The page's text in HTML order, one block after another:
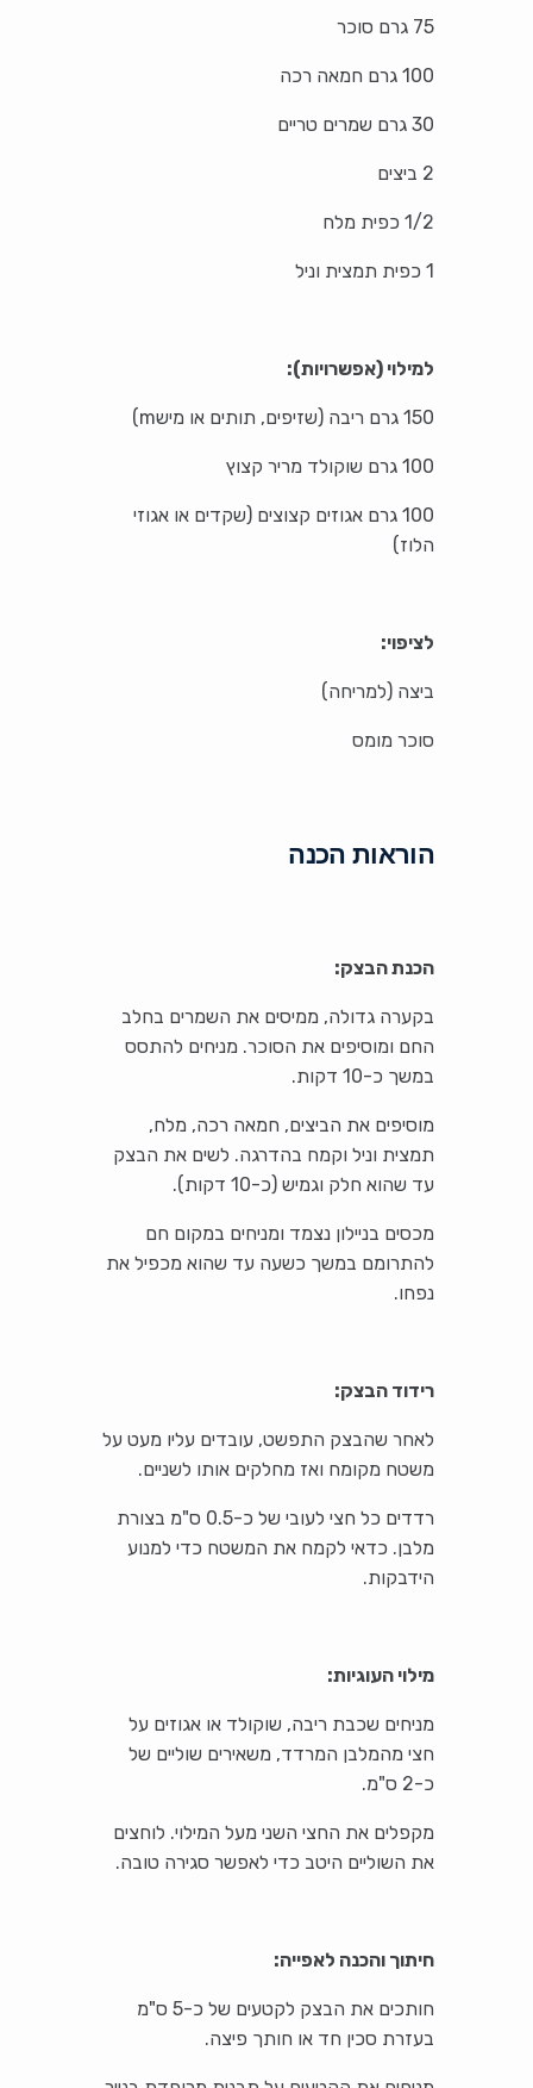
75 גרם סוכר
100 גרם חמאה רכה
30 גרם שמרים טריים
2 ביצים
1/2 כפית מלח
1 כפית תמצית וניל
למילוי (אפשרויות):
150 גרם ריבה (שזיפים, תותים או מישm)
100 גרם שוקולד מריר קצוץ
100 גרם אגוזים קצוצים (שקדים או אגוזי
הלוז)
לציפוי:
ביצה (למריחה)
סוכר מומס
הוראות הכנה
הכנת הבצק:
בקערה גדולה, ממיסים את השמרים בחלב
החם ומוסיפים את הסוכר. מניחים להתסס
במשך כ-10 דקות.
מוסיפים את הביצים, חמאה רכה, מלח,
תמצית וניל וקמח בהדרגה. לשים את הבצק
עד שהוא חלק וגמיש (כ-10 דקות).
מכסים בניילון נצמד ומניחים במקום חם
להתרומם במשך כשעה עד שהוא מכפיל את
נפחו.
רידוד הבצק:
לאחר שהבצק התפשט, עובדים עליו מעט על
משטח מקומח ואז מחלקים אותו לשניים.
רדדים כל חצי לעובי של כ-0.5 ס"מ בצורת
מלבן. כדאי לקמח את המשטח כדי למנוע
הידבקות.
מילוי העוגיות:
מניחים שכבת ריבה, שוקולד או אגוזים על
חצי מהמלבן המרדד, משאירים שוליים של
כ-2 ס"מ.
מקפלים את החצי השני מעל המילוי. לוחצים
את השוליים היטב כדי לאפשר סגירה טובה.
חיתוך והכנה לאפייה:
חותכים את הבצק לקטעים של כ-5 ס"מ
בעזרת סכין חד או חותך פיצה.